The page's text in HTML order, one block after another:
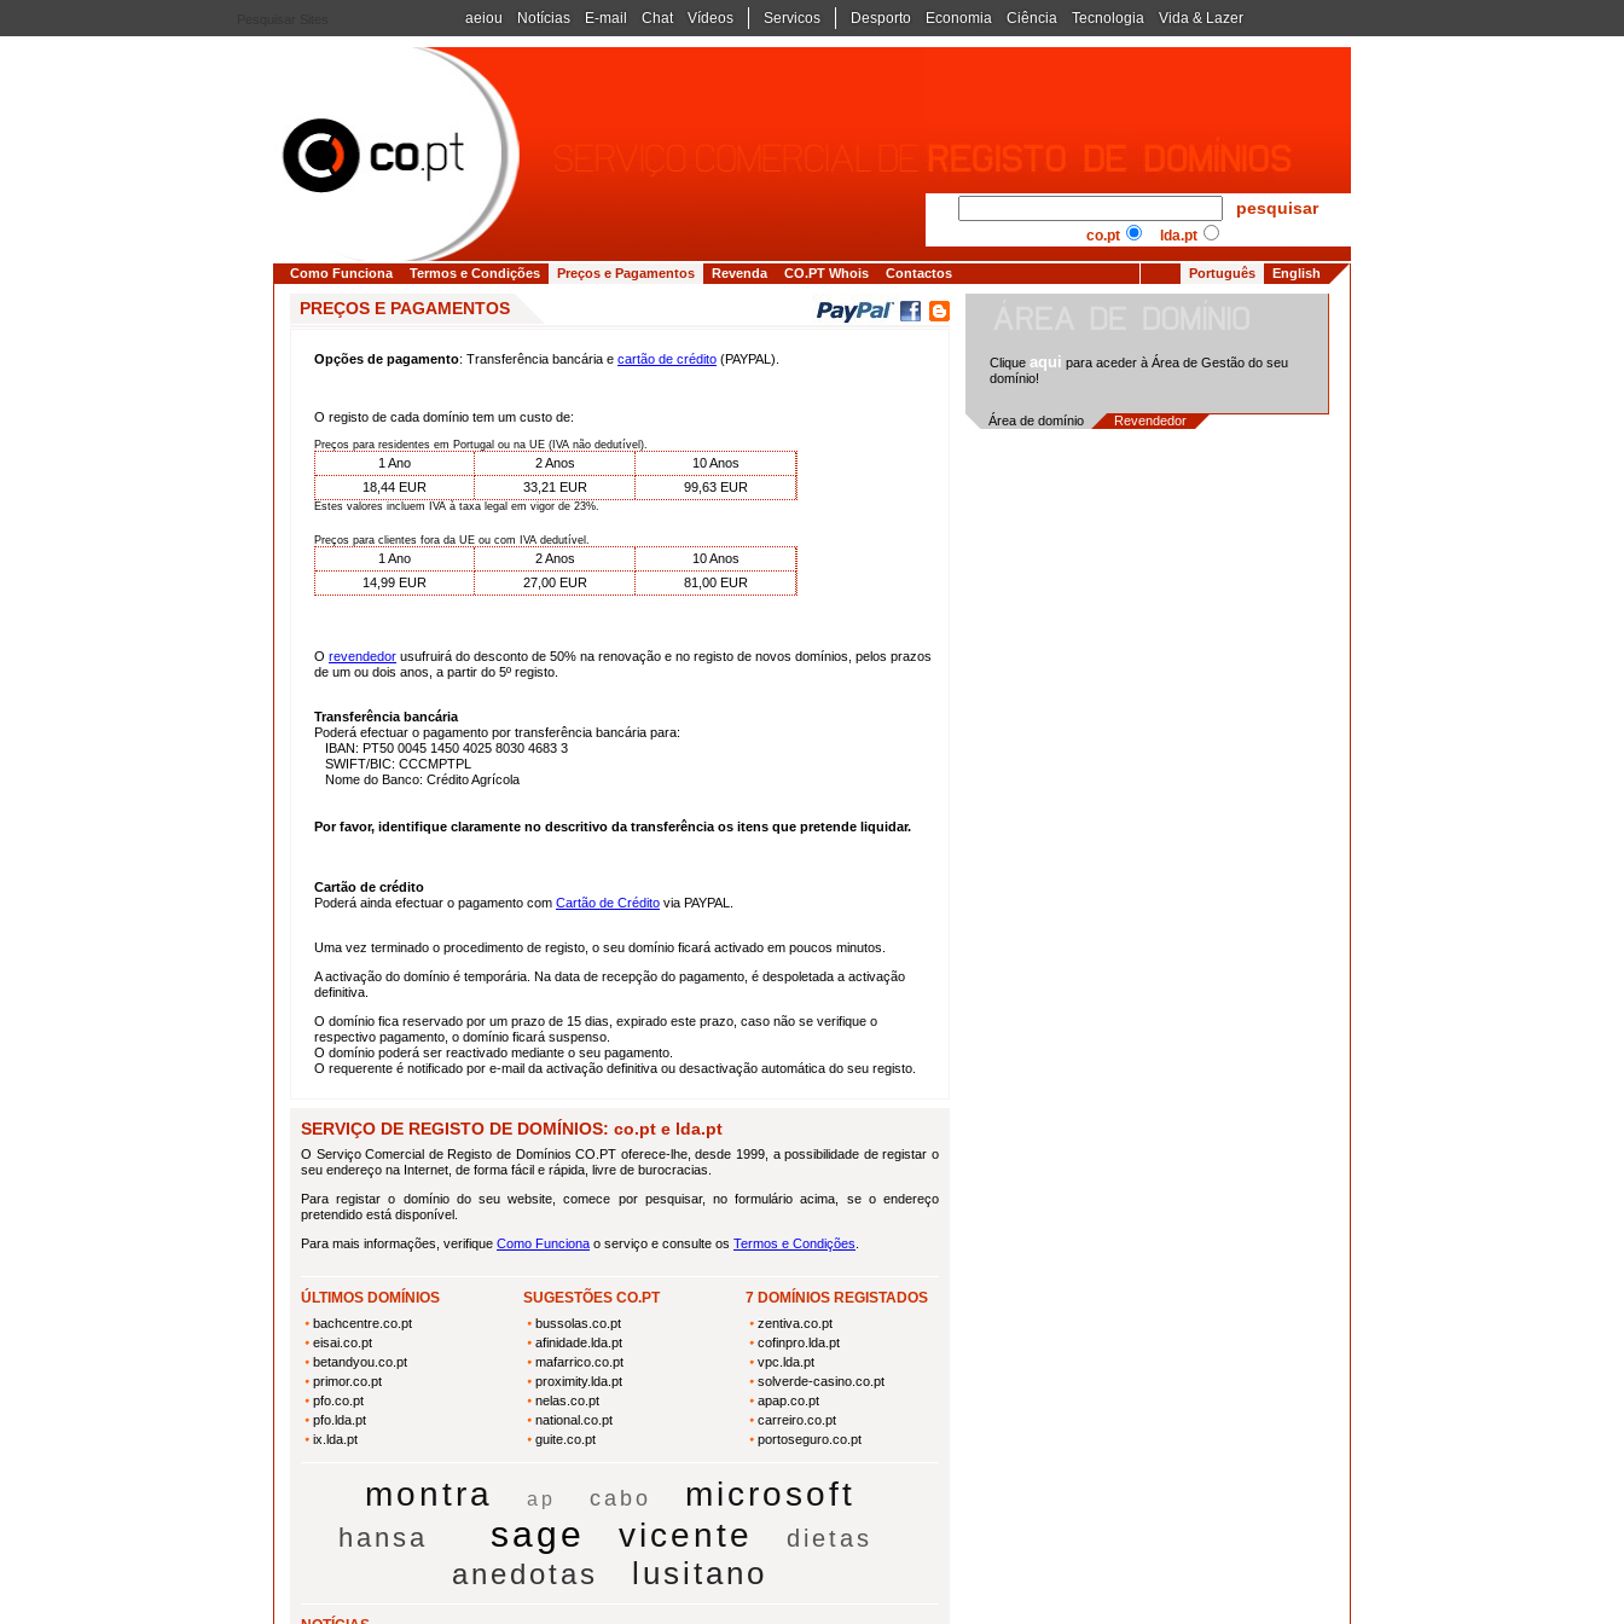
aeiou Notícias E-mail Chat Vídeos Servicos Desporto Economia Ciência Tecnologia Vida & Lazer
pesquisar
co.pt lda.pt
Como Funciona Termos e Condições Preços e Pagamentos Revenda CO.PT Whois Contactos Português English
PREÇOS E PAGAMENTOS
Opções de pagamento: Transferência bancária e cartão de crédito (PAYPAL).
O registo de cada domínio tem um custo de:
Preços para residentes em Portugal ou na UE (IVA não dedutível).
1 Ano 2 Anos
10 Anos
18,44 EUR
33,21 EUR 99,63 EUR
Estes valores incluem IVA à taxa legal em vigor de 23%.
Preços para clientes fora da UE ou com IVA dedutível.
1 Ano 2 Anos
10 Anos
14,99 EUR
27,00 EUR 81,00 EUR
O revendedor usufruirá do desconto de 50% na renovação e no registo de novos domínios, pelos prazos
de um ou dois anos, a partir do 5º registo.
Transferência bancária
Poderá efectuar o pagamento por transferência bancária para:
IBAN: PT50 0045 1450 4025 8030 4683 3
SWIFT/BIC: CCCMPTPL
Nome do Banco: Crédito Agrícola
Por favor, identifique claramente no descritivo da transferência os itens que pretende liquidar.
Cartão de crédito
Poderá ainda efectuar o pagamento com Cartão de Crédito via PAYPAL.
Uma vez terminado o procedimento de registo, o seu domínio ficará activado em poucos minutos.
A activação do domínio é temporária. Na data de recepção do pagamento, é despoletada a activação
definitiva.
O domínio fica reservado por um prazo de 15 dias, expirado este prazo, caso não se verifique o
respectivo pagamento, o domínio ficará suspenso.
O domínio poderá ser reactivado mediante o seu pagamento.
O requerente é notificado por e-mail da activação definitiva ou desactivação automática do seu registo.
SERVIÇO DE REGISTO DE DOMÍNIOS: co.pt e lda.pt
O Serviço Comercial de Registo de Domínios CO.PT oferece-lhe, desde 1999, a possibilidade de registar o
seu endereço na Internet, de forma fácil e rápida, livre de burocracias.
Para registar o domínio do seu website, comece por pesquisar, no formulário acima, se o endereço
pretendido está disponível.
Para mais informações, verifique Como Funciona o serviço e consulte os Termos e Condições
ÚLTIMOS DOMÍNIOS
bachcentre.co.pt
eisai.co.pt
betandyou.co.pt
primor.co.pt
pfo.co.pt
pfo.lda.pt
ix.lda.pt
SUGESTÕES CO.PT
bussolas.co.pt
afinidade.lda.pt
mafarrico.co.pt
proximity.lda.pt
nelas.co.pt
national.co.pt
guite.co.pt
7 DOMÍNIOS REGISTADOS
zentiva.co.pt
cofinpro.lda.pt
vpc.lda.pt
solverde-casino.co.pt
apap.co.pt
carreiro.co.pt
portoseguro.co.pt
montra ap cabo microsoft
hansa sage vicente dietas
anedotas lusitano
Clique aqui para aceder à Área de Gestão do seu
domínio!
Área de domínio Revendedor